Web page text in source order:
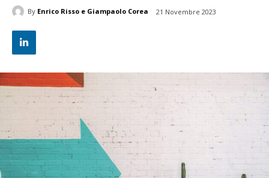
By Enrico Risso e Giampaolo Corea 21 Novembre 2023